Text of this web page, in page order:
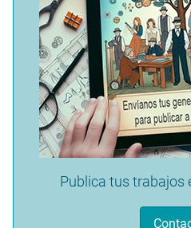
Publica tus trabajos